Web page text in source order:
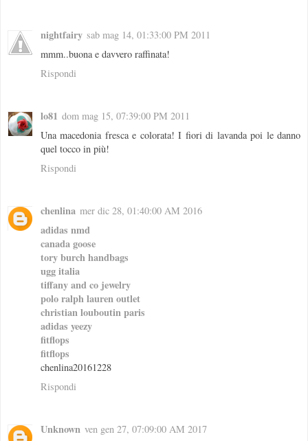
nightfairy sab mag 14, 01:33:00 PM 2011
mmm..buona e davvero raffinata!
Rispondi
lo81 dom mag 15, 07:39:00 PM 2011
Una macedonia fresca e colorata! I fiori di lavanda poi le danno
quel tocco in più!
Rispondi
chenlina mer dic 28, 01:40:00 AM 2016
adidas nmd
canada goose
tory burch handbags
ugg italia
tiffany and co jewelry
polo ralph lauren outlet
christian louboutin paris
adidas yeezy
fitflops
fitflops
chenlina20161228
Rispondi
Unknown ven gen 27, 07:09:00 AM 2017